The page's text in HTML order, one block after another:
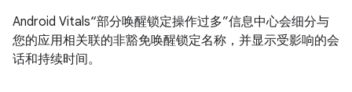
Android Vitals“部分唤醒锁定操作过多”信息中心会细分与
您的应用相关联的非豁免唤醒锁定名称，并显示受影响的会
话和持续时间。